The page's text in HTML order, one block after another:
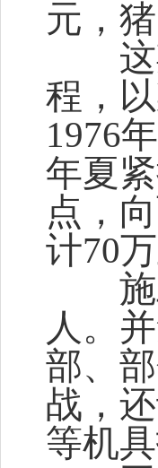
元，
这期
程，
1976
年夏
点，
计70
施工
人。
部、
战，
等机